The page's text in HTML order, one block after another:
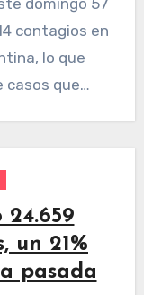
contagios en
lo que
casos que…
24.659
un 21%
pasada